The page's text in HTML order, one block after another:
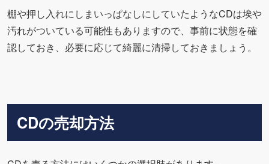
棚や押し入れにしまいっぱなしにしていたようなCDは埃や
汚れがついている可能性もありますので、事前に状態を確
認しておき、必要に応じて綺麗に清掃しておきましょう。
CDの売却方法